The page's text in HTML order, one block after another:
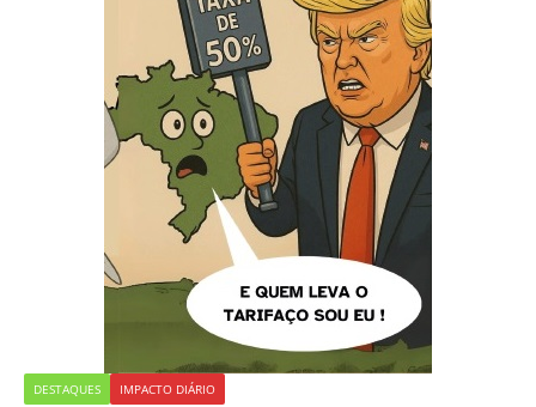
DESTAQUES IMPACTO DIÁRIO